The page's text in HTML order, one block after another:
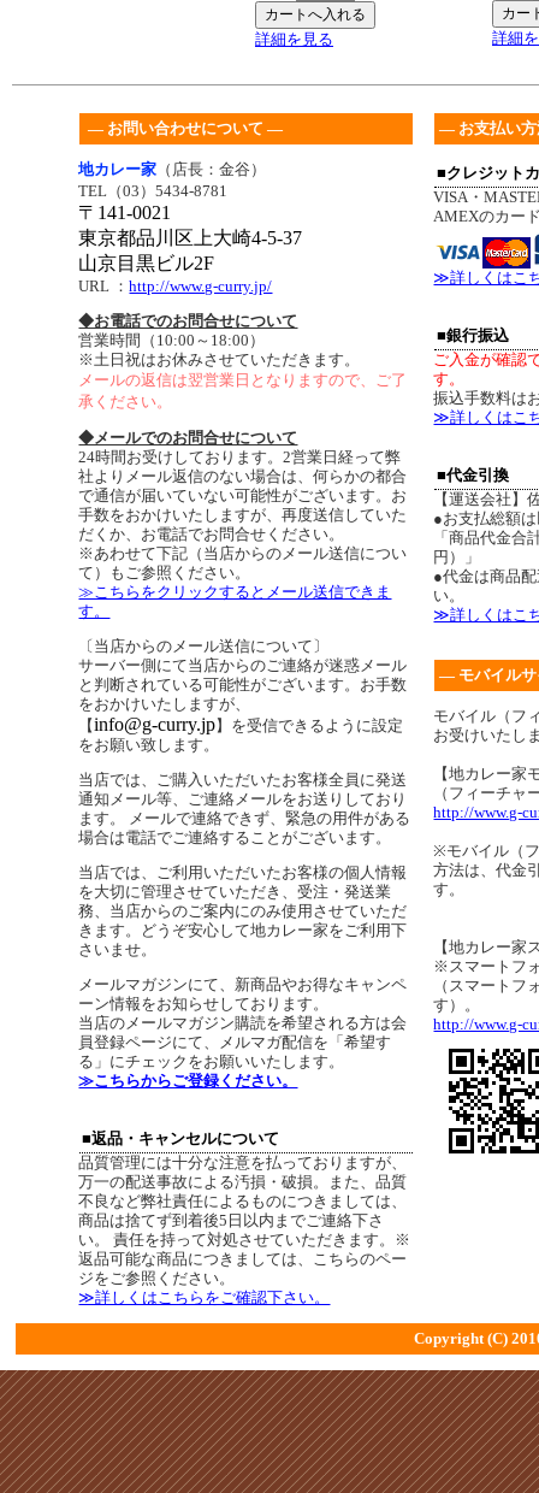
詳細を見る 詳細
― お問い合わせについて ―
地カレー家 （店長：金谷）
TEL（03）5434-8781
〒141-0021
東京都品川区上大崎4-5-37
山京目黒ビル2F
URL ：http://www.g-curry.jp/
◆お電話でのお問合せについて
営業時間（10:00～18:00）
※土日祝はお休みさせていただきます。
メールの返信は翌営業日となりますので、ご了
承ください。
◆メールでのお問合せについて
24時間お受けしております。2営業日経って弊
社よりメール返信のない場合は、何らかの都合
で通信が届いていない可能性がございます。お
手数をおかけいたしますが、再度送信していた
だくか、お電話でお問合せください。
※あわせて下記（当店からのメール送信につい
て）もご参照ください。
≫こちらをクリックするとメール送信できま
す。
〔当店からのメール送信について〕
サーバー側にて当店からのご連絡が迷惑メール
と判断されている可能性がございます。お手数
をおかけいたしますが、
【info@g-curry.jp】を受信できるように設定
をお願い致します。
当店では、ご購入いただいたお客様全員に発送
通知メール等、ご連絡メールをお送りしており
ます。 メールで連絡できず、緊急の用件がある
場合は電話でご連絡することがございます。
当店では、ご利用いただいたお客様の個人情報
を大切に管理させていただき、受注・発送業
務、当店からのご案内にのみ使用させていただ
きます。どうぞ安心して地カレー家をご利用下
さいませ。
メールマガジンにて、新商品やお得なキャンペ
ーン情報をお知らせしております。
当店のメールマガジン購読を希望される方は会
員登録ページにて、メルマガ配信を「希望す
る」にチェックをお願いいたします。
≫こちらからご登録ください。
■返品・キャンセルについて
品質管理には十分な注意を払っておりますが、
万一の配送事故による汚損・破損。また、品質
不良など弊社責任によるものにつきましては、
商品は捨てず到着後5日以内までご連絡下さ
い。 責任を持って対処させていただきます。※
返品可能な商品につきましては、こちらのペー
ジをご参照ください。
≫詳しくはこちらをご確認下さい。
― お支払い
■クレジット
VISA・
AMEXのカー
≫詳しくはこ
■銀行振込
ご入金が確認
す。
振込手数料は
≫詳しくはこ
■代金引換
【運送会社】
●お支払総額
「商品代金合
円）」
●代金は商品
い。
≫詳しくはこ
― モバイル
モバイル（フ
お受けいたし
【地カレー家
（フィーチャ
http://www.g-
※モバイル（
方法は、代金
す。
【地カレー家
※スマートフ
（スマートフ
す）。
http://www.g-
Copyright (C)